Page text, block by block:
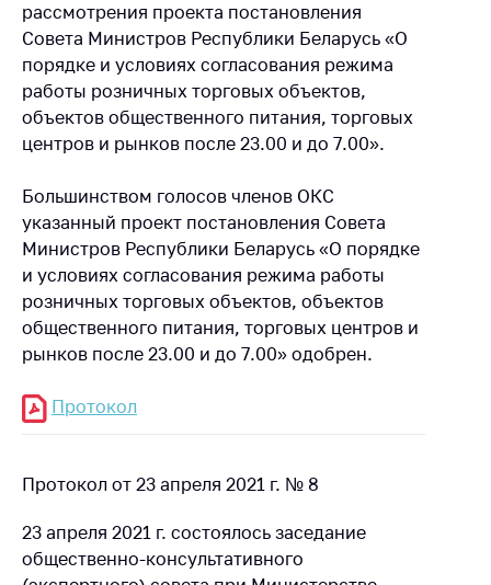
рассмотрения проекта постановления
Совета Министров Республики Беларусь «О
порядке и условиях согласования режима
работы розничных торговых объектов,
объектов общественного питания, торговых
центров и рынков после 23.00 и до 7.00».
Большинством голосов членов ОКС
указанный проект постановления Совета
Министров Республики Беларусь «О порядке
и условиях согласования режима работы
розничных торговых объектов, объектов
общественного питания, торговых центров и
рынков после 23.00 и до 7.00» одобрен.
Протокол
Протокол от 23 апреля 2021 г. № 8
23 апреля 2021 г. состоялось заседание
общественно-консультативного